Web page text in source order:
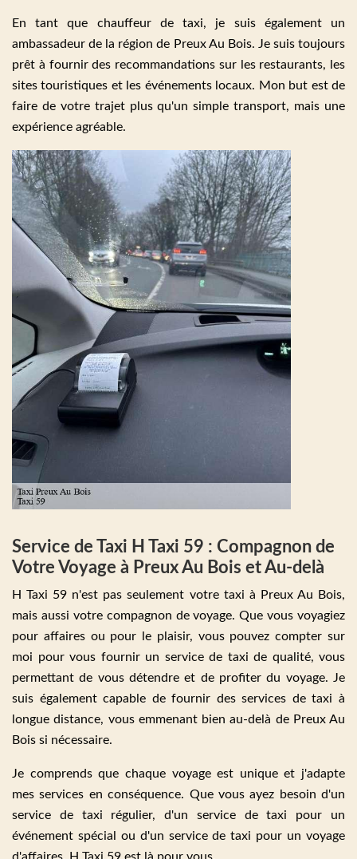
En tant que chauffeur de taxi, je suis également un
ambassadeur de la région de Preux Au Bois. Je suis toujours
prêt à fournir des recommandations sur les restaurants, les
sites touristiques et les événements locaux. Mon but est de
faire de votre trajet plus qu'un simple transport, mais une
expérience agréable.
Service de Taxi H Taxi 59 : Compagnon de
Votre Voyage à Preux Au Bois et Au-delà
H Taxi 59 n'est pas seulement votre taxi à Preux Au Bois,
mais aussi votre compagnon de voyage. Que vous voyagiez
pour affaires ou pour le plaisir, vous pouvez compter sur
moi pour vous fournir un service de taxi de qualité, vous
permettant de vous détendre et de profiter du voyage. Je
suis également capable de fournir des services de taxi à
longue distance, vous emmenant bien au-delà de Preux Au
Bois si nécessaire.
Je comprends que chaque voyage est unique et j'adapte
mes services en conséquence. Que vous ayez besoin d'un
service de taxi régulier, d'un service de taxi pour un
événement spécial ou d'un service de taxi pour un voyage